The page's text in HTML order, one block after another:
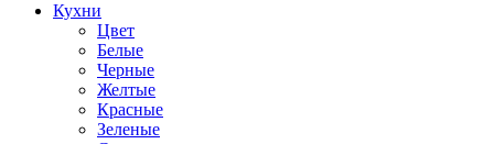
Кухни
Цвет
Белые
Черные
Желтые
Красные
Зеленые